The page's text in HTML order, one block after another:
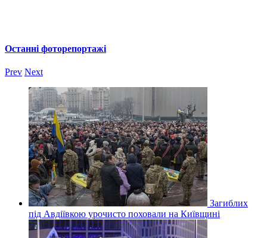
Останні фоторепортажі
Prev Next
Загиблих
під Авдіївкою урочисто поховали на Київщині